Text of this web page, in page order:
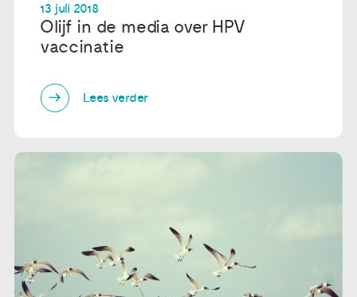
13 juli 2018
Olijf in de media over HPV
vaccinatie
Lees verder